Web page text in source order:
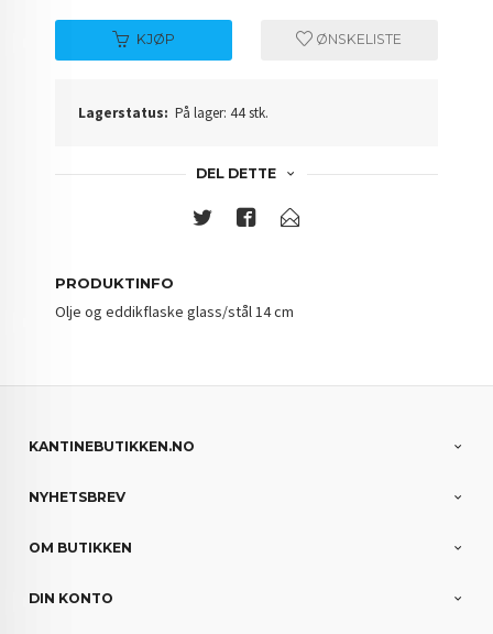
KJØP ØNSKELISTE
Lagerstatus: På lager: 44 stk.
DEL DETTE
PRODUKTINFO
Olje og eddikflaske glass/stål 14 cm
KANTINEBUTIKKEN.NO
NYHETSBREV
OM BUTIKKEN
DIN KONTO